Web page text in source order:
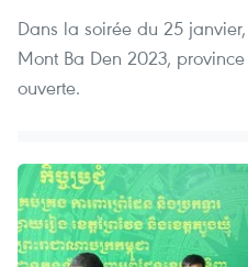
Dans la soirée du 25
Mont Ba Den 2023,
ouverte.